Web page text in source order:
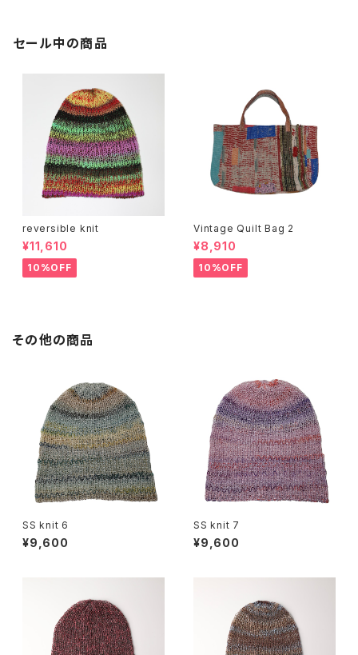
セール中の商品
reversible knit
¥11,610
10%OFF
Vintage Quilt Bag 2
¥8,910
10%OFF
その他の商品
SS knit 6
¥9,600
SS knit 7
¥9,600